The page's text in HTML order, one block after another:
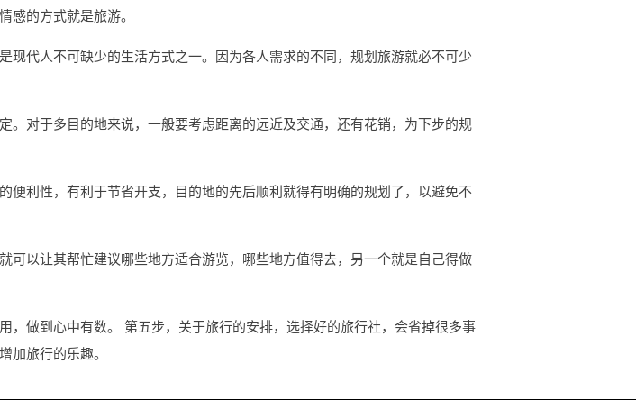
感的方式就是旅游。
代人不可缺少的生活方式之一。因为各人需求的不同，规划旅游就必不可少
。对于多目的地来说，一般要考虑距离的远近及交通，还有花销，为下步的规
便利性，有利于节省开支，目的地的先后顺利就得有明确的规划了，以避免不
可以让其帮忙建议哪些地方适合游览，哪些地方值得去，另一个就是自己得做
，做到心中有数。 第五步，关于旅行的安排，选择好的旅行社，会省掉很多事
加旅行的乐趣。